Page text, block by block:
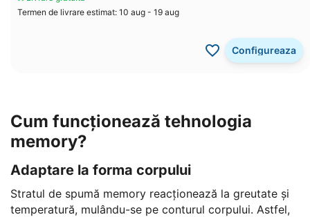
Termen de livrare estimat: 10 aug - 19 aug
Configureaza
Cum funcționează tehnologia
memory?
Adaptare la forma corpului
Stratul de spumă memory reacționează la greutate și
temperatură, mulându-se pe conturul corpului. Astfel,